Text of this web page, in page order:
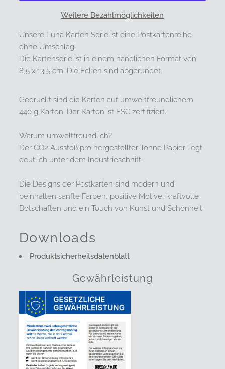
Weitere Bezahlmöglichkeiten
Unsere Luna Karten Serie ist eine Postkartenreihe
ohne Umschlag.
Die Kartenserie ist in einem handlichen Format von
8,5 x 13,5 cm. Die Ecken sind abgerundet.
Gedruckt sind die Karten auf umweltfreundlichem
440 g Karton. Der Karton ist FSC zertifiziert.
Warum umweltfreundlich?
Der CO2 Ausstoß pro hergestellter Tonne Papier liegt
deutlich unter dem Industrieschnitt.
Die Designs der Postkarten sind modern und
beinhalten sanfte Farben, positive Motive, kraftvolle
Botschaften und ein Touch von Kunst und Schönheit.
Downloads
Produktsicherheitsdatenblatt
Gewährleistung